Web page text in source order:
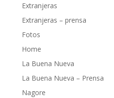
Extranjeras
Extranjeras – prensa
Fotos
Home
La Buena Nueva
La Buena Nueva – Prensa
Nagore